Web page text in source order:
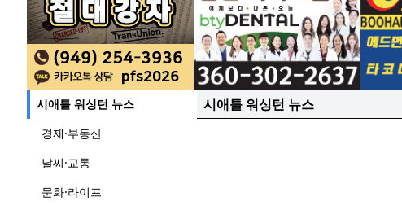
시애틀 워싱턴 뉴스
경제·부동산
날씨·교통
문화·라이프
시애틀 워싱턴 뉴스